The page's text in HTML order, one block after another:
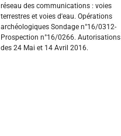
réseau des communications : voies
terrestres et voies d'eau. Opérations
archéologiques Sondage n°16/0312-
Prospection n°16/0266. Autorisations
des 24 Mai et 14 Avril 2016.